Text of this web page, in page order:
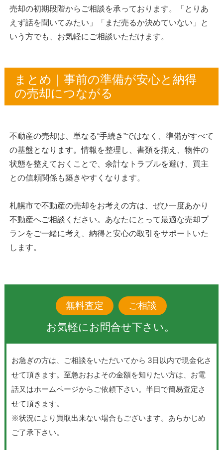
売却の初期段階からご相談を承っております。「とりあ
えず話を聞いてみたい」「まだ売るか決めていない」と
いう方でも、お気軽にご相談いただけます。
まとめ｜事前の準備が安心と納得
の売却につながる
不動産の売却は、単なる“手続き”ではなく、準備がすべて
の基盤となります。情報を整理し、書類を揃え、物件の
状態を整えておくことで、余計なトラブルを避け、買主
との信頼関係も築きやすくなります。
札幌市で不動産の売却をお考えの方は、ぜひ一度あかり
不動産へご相談ください。あなたにとって最適な売却プ
ランをご一緒に考え、納得と安心の取引をサポートいた
します。
無料査定 ご相談
お気軽にお問合せ下さい。
お急ぎの方は、ご相談をいただいてから 3日以内で現金化さ
せて頂きます。至急おおよその金額を知りたい方は、お電
話又はホームページからご依頼下さい。半日で簡易査定さ
せて頂きます。
※状況により買取出来ない場合もございます。あらかじめ
ご了承下さい。